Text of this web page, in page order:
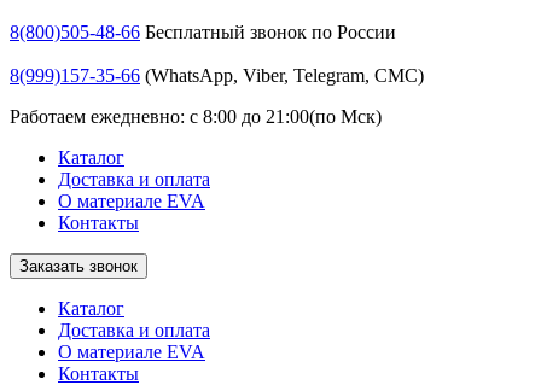
8(800)505-48-66 Бесплатный звонок по России
8(999)157-35-66 (WhatsApp, Viber, Telegram, СМС)
Работаем ежедневно: с 8:00 до 21:00(по Мск)
Каталог
Доставка и оплата
О материале EVA
Контакты
Заказать звонок
Каталог
Доставка и оплата
О материале EVA
Контакты